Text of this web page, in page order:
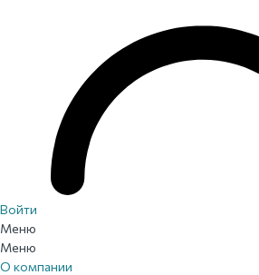
Войти
Меню
Меню
О компании